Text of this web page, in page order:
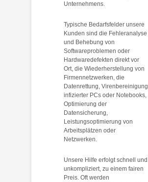
Unternehmens.
Typische Bedarfsfelder unsere
Kunden sind die Fehleranalyse
und Behebung von
Softwareproblemen oder
Hardwaredefekten direkt vor
Ort, die Wiederherstellung von
Firmennetzwerken, die
Datenrettung, Virenbereinigung
infizierter PCs oder Notebooks,
Optimierung der
Datensicherung,
Leistungsoptimierung von
Arbeitsplätzen oder
Netzwerken.
Unsere Hilfe erfolgt schnell und
unkompliziert, zu einem fairen
Preis. Oft werden